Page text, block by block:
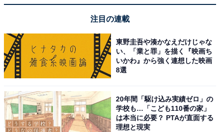
注目の連載
東野圭吾や湊かなえだけじゃな
い、「業と罪」を描く『映画ち
いかわ』から強く連想した映画
8選
20年間「駆け込み実績ゼロ」の
学校も…「こども110番の家」
は本当に必要？ PTAが直面する
理想と現実